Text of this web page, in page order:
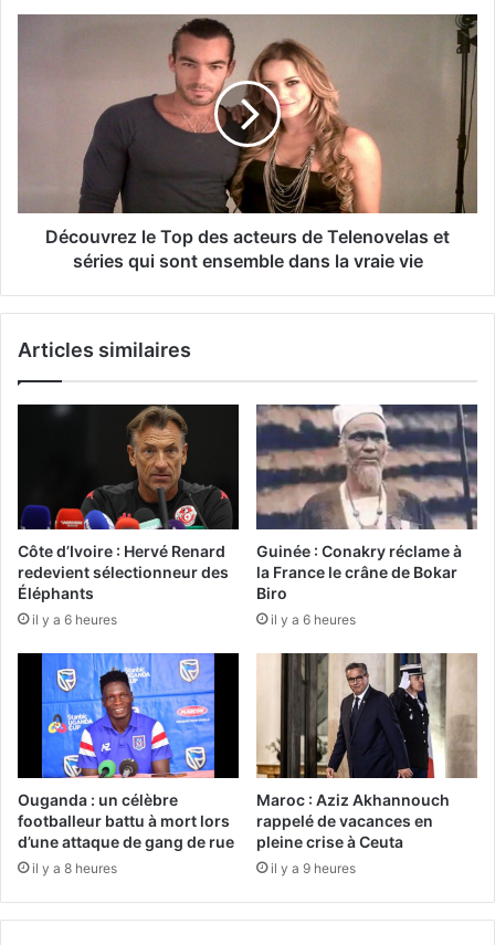
Découvrez le Top des acteurs de Telenovelas et
séries qui sont ensemble dans la vraie vie
Articles similaires
Côte d’Ivoire : Hervé Renard
redevient sélectionneur des
Éléphants
il y a 6 heures
Guinée : Conakry réclame à
la France le crâne de Bokar
Biro
il y a 6 heures
Ouganda : un célèbre
footballeur battu à mort lors
d’une attaque de gang de rue
il y a 8 heures
Maroc : Aziz Akhannouch
rappelé de vacances en
pleine crise à Ceuta
il y a 9 heures